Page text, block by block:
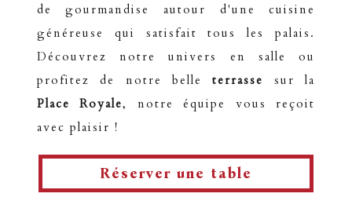
de gourmandise autour d'une cuisine
généreuse qui satisfait tous les palais.
Découvrez notre univers en salle ou
profitez de notre belleterrasse sur la
Place Royale, notre équipe vous reçoit
avec plaisir !
Réserver une table